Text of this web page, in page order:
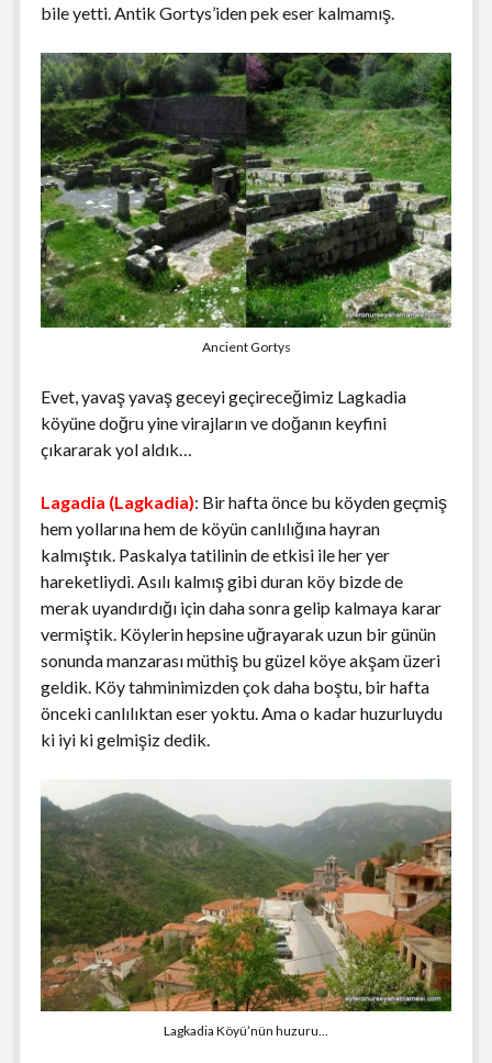
bile yetti. Antik Gortys’iden pek eser kalmamış.
Ancient Gortys
Evet, yavaş yavaş geceyi geçireceğimiz Lagkadia
köyüne doğru yine virajların ve doğanın keyfini
çıkararak yol aldık…
Lagadia (Lagkadia): Bir hafta önce bu köyden geçmiş
hem yollarına hem de köyün canlılığına hayran
kalmıştık. Paskalya tatilinin de etkisi ile her yer
hareketliydi. Asılı kalmış gibi duran köy bizde de
merak uyandırdığı için daha sonra gelip kalmaya karar
vermiştik. Köylerin hepsine uğrayarak uzun bir günün
sonunda manzarası müthiş bu güzel köye akşam üzeri
geldik. Köy tahminimizden çok daha boştu, bir hafta
önceki canlılıktan eser yoktu. Ama o kadar huzurluydu
ki iyi ki gelmişiz dedik.
Lagkadia Köyü’nün huzuru…